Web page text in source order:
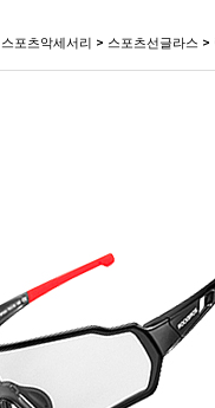
스포츠악세서리 > 스포츠선글라스 >